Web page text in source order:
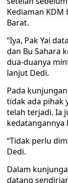
Kediaman KDM
Barat.
“Iya, Pak Yai
dan Bu Sahara
dua-duanya
lanjut Dedi.
Pada
tidak ada pihak
telah terjadi. Ia
kedatangannya
“Tidak perlu
Dedi.
Dalam
datang